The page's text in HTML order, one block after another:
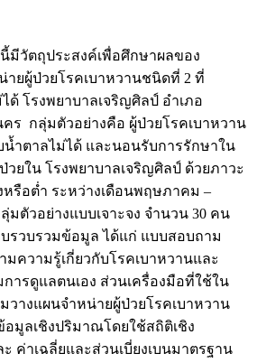
วัตถุประสงค์เพื่อศึกษาผลของ
ายผู้ป่วยโรคเบาหวานชนิดที่ 2 ที่
ด้ โรงพยาบาลเจริญศิลป์ อำเภอ
ร กลุ่มตัวอย่างคือ ผู้ป่วยโรคเบาหวาน
ำตาลไม่ได้ และนอนรับการรักษาใน
ยใน โรงพยาบาลเจริญศิลป์ ด้วยภาวะ
หรือต่ำ ระหว่างเดือนพฤษภาคม –
มตัวอย่างแบบเจาะจง จำนวน 30 คน
บรวบรวมข้อมูล ได้แก่ แบบสอบถาม
ความรู้เกี่ยวกับโรคเบาหวานและ
ารดูแลตนเอง ส่วนเครื่องมือที่ใช้ใน
วางแผนจำหน่ายผู้ป่วยโรคเบาหวาน
อมูลเชิงปริมาณโดยใช้สถิติเชิง
ค่าเฉลี่ยและส่วนเบี่ยงเบนมาตรฐาน